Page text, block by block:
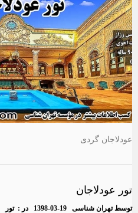
عودلاجان گردی
تور عودلاجان
توسطتهران شناسی 1398-03-19 در :تور